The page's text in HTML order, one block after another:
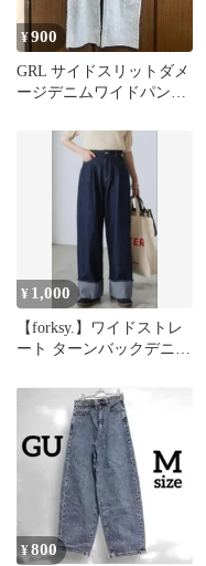
¥900
GRL サイドスリットダメ
ージデニムワイドパンツ
¥ 1,000
【forksy.】ワイドストレ
ート ターンバックデニム
¥800